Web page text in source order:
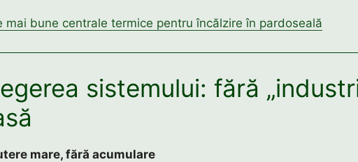
mai bune centrale termice pentru încălzire în pardoseală
sistemului: fără
mare, fără acumulare